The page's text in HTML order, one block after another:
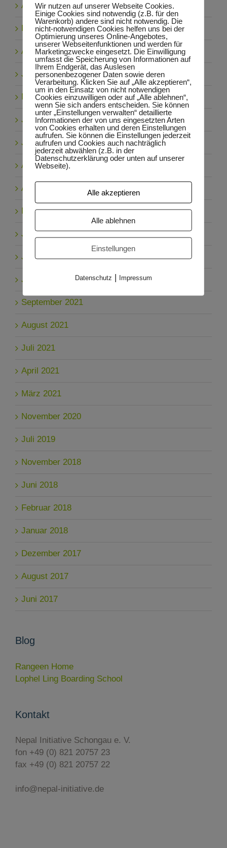
April 2026
Februar 2026
August 2025
Juni 2025
Mai 2025
Juli 2024
Juni 2024
April 2024
April 2023
März 2023
Januar 2023
Juli 2022
Juni 2022
September 2021
August 2021
Juli 2021
April 2021
März 2021
November 2020
Juli 2019
November 2018
Juni 2018
Februar 2018
Januar 2018
Dezember 2017
August 2017
Juni 2017
Blog
Rangeen Home
Lophel Ling Boarding School
Kontakt
Nepal Initiative Schongau e. V.
fon +49 (0) 821 20757 23
fax +49 (0) 821 20757 22
info@nepal-initiative.de
Wir nutzen auf unserer Webseite Cookies.
Einige Cookies sind notwendig (z.B. für den
Warenkorb) andere sind nicht notwendig. Die
nicht-notwendigen Cookies helfen uns bei der
Optimierung unseres Online-Angebotes,
unserer Webseitenfunktionen und werden für
Marketingzwecke eingesetzt. Die Einwilligung
umfasst die Speicherung von Informationen auf
Ihrem Endgerät, das Auslesen
personenbezogener Daten sowie deren
Verarbeitung. Klicken Sie auf „Alle akzeptieren“,
um in den Einsatz von nicht notwendigen
Cookies einzuwilligen oder auf „Alle ablehnen“,
wenn Sie sich anders entscheiden. Sie können
unter „Einstellungen verwalten“ detaillierte
Informationen der von uns eingesetzten Arten
von Cookies erhalten und deren Einstellungen
aufrufen. Sie können die Einstellungen jederzeit
aufrufen und Cookies auch nachträglich
jederzeit abwählen (z.B. in der
Datenschutzerklärung oder unten auf unserer
Webseite).
Alle akzeptieren
Alle ablehnen
Einstellungen
Datenschutz | Impressum